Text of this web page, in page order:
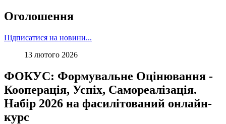
Оголошення
Підписатися на новини...
13 лютого 2026
ФОКУС: Формувальне Оцінювання -
Кооперація, Успіх, Самореалізація.
Набір 2026 на фасилітований онлайн-
курс